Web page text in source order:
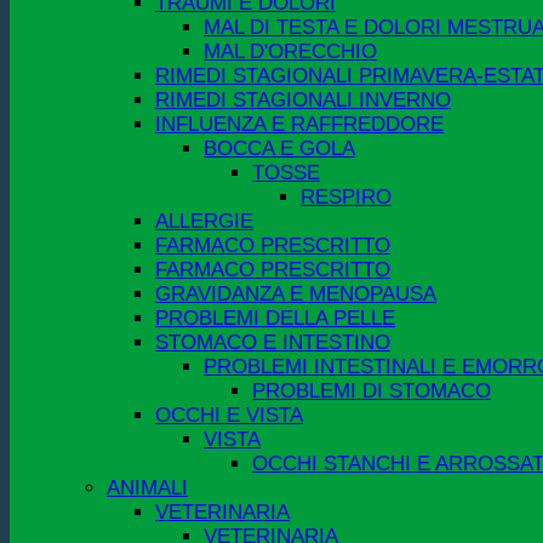
MAL DI TESTA E DOLORI
MAL D'ORECCHIO
RIMEDI STAGIONALI PRIMAVERA-
RIMEDI STAGIONALI INVERNO
INFLUENZA E RAFFREDDORE
BOCCA E GOLA
TOSSE
RESPIRO
ALLERGIE
FARMACO PRESCRITTO
FARMACO PRESCRITTO
GRAVIDANZA E MENOPAUSA
PROBLEMI DELLA PELLE
STOMACO E INTESTINO
PROBLEMI INTESTINALI E
PROBLEMI DI STOMACO
OCCHI E VISTA
VISTA
OCCHI STANCHI E
ANIMALI
VETERINARIA
VETERINARIA